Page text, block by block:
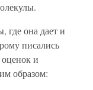
она дает и
писались
и
образом: